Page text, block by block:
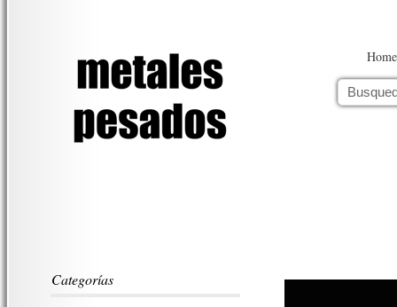
Home
Categorías